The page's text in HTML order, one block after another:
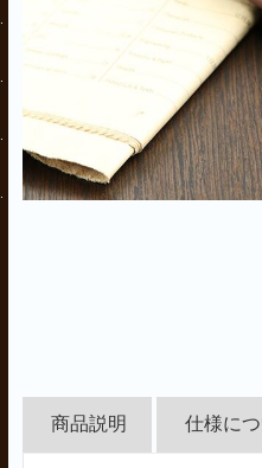
商品説明 仕様に